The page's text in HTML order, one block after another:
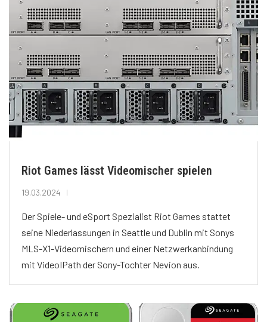
Riot Games lässt Videomischer spielen
19.03.2024
Der Spiele- und eSport Spezialist Riot Games stattet
seine Niederlassungen in Seattle und Dublin mit Sonys
MLS-X1-Videomischern und einer Netzwerkanbindung
mit VideoIPath der Sony-Tochter Nevion aus.